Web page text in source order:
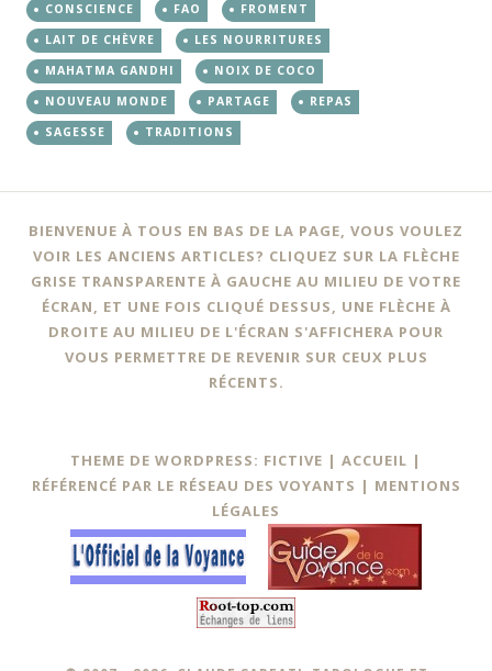
CONSCIENCE
FAO
FROMENT
LAIT DE CHÈVRE
LES NOURRITURES
MAHATMA GANDHI
NOIX DE COCO
NOUVEAU MONDE
PARTAGE
REPAS
SAGESSE
TRADITIONS
BIENVENUE À TOUS EN BAS DE LA PAGE, VOUS VOULEZ
VOIR LES ANCIENS ARTICLES? CLIQUEZ SUR LA FLÈCHE
GRISE TRANSPARENTE À GAUCHE AU MILIEU DE VOTRE
ÉCRAN, ET UNE FOIS CLIQUÉ DESSUS, UNE FLÈCHE À
DROITE AU MILIEU DE L'ÉCRAN S'AFFICHERA POUR
VOUS PERMETTRE DE REVENIR SUR CEUX PLUS
RÉCENTS.
THEME DE WORDPRESS: FICTIVE | ACCUEIL |
RÉFÉRENCÉ PAR LE RÉSEAU DES VOYANTS | MENTIONS
LÉGALES